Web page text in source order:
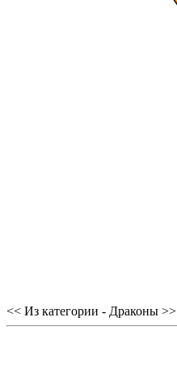
<< Из категории - Драконы >>